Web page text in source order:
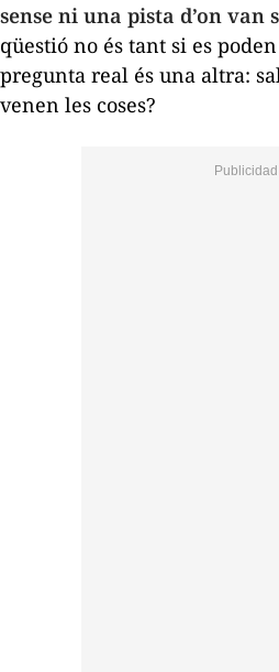
sense ni una pista d’on van
qüestió no és tant si es
pregunta real és una altra:
venen les coses?